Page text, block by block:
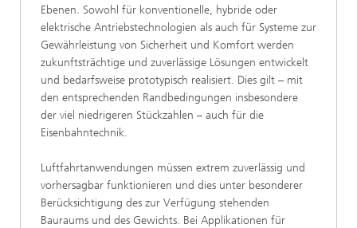
Ebenen. Sowohl für konventionelle, hybride oder
elektrische Antriebstechnologien als auch für Systeme zur
Gewährleistung von Sicherheit und Komfort werden
zukunftsträchtige und zuverlässige Lösungen entwickelt
und bedarfsweise prototypisch realisiert. Dies gilt – mit
den entsprechenden Randbedingungen insbesondere
der viel niedrigeren Stückzahlen – auch für die
Eisenbahntechnik.
Luftfahrtanwendungen müssen extrem zuverlässig und
vorhersagbar funktionieren und dies unter besonderer
Berücksichtigung des zur Verfügung stehenden
Bauraums und des Gewichts. Bei Applikationen für